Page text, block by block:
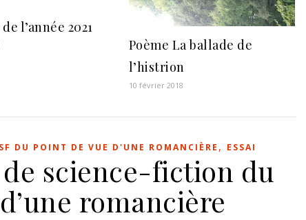
l’année 2021
Poème La ballade de
l’histrion
10 février 2018
DU POINT DE VUE D'UNE ROMANCIÈRE , ESSAI
science-fiction du
romancière